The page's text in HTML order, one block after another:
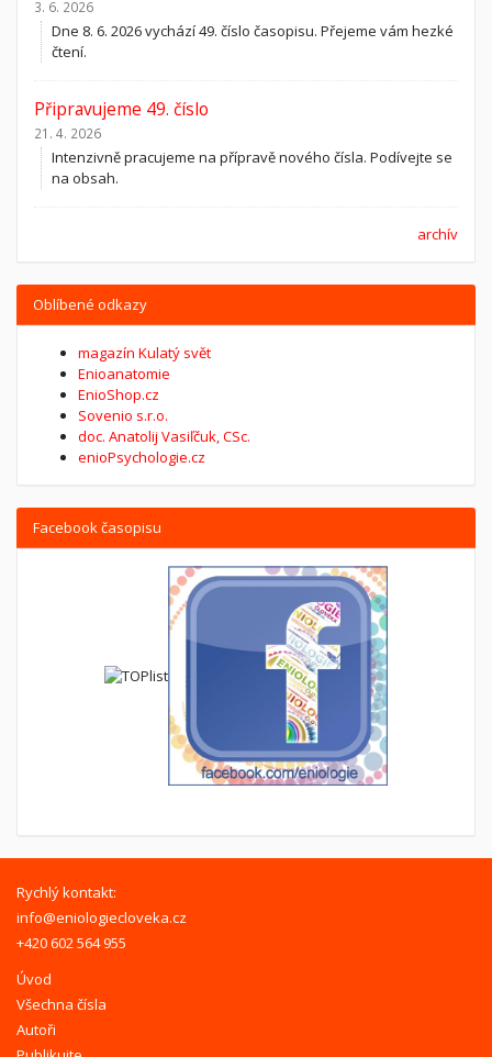
3. 6. 2026
Dne 8. 6. 2026 vychází 49. číslo časopisu. Přejeme vám hezké
čtení.
Připravujeme 49. číslo
21. 4. 2026
Intenzivně pracujeme na přípravě nového čísla. Podívejte se
na obsah.
archív
Oblíbené odkazy
magazín Kulatý svět
Enioanatomie
EnioShop.cz
Sovenio s.r.o.
doc. Anatolij Vasiľčuk, CSc.
enioPsychologie.cz
Facebook časopisu
Rychlý kontakt:
info@eniologiecloveka.cz
+420 602 564 955
Úvod
Všechna čísla
Autoři